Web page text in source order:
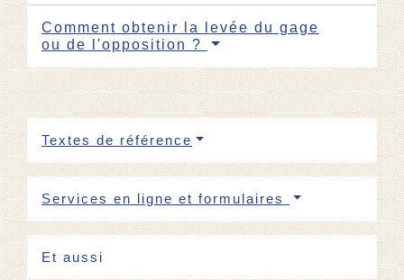
Comment obtenir la levée du gage
ou de l'opposition ?
Textes de référence
Services en ligne et formulaires
Et aussi